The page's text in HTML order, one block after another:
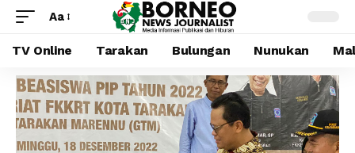
Aa
TV Online Tarakan Bulungan Nunukan